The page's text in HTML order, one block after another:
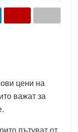
цени на
важат за
пътуват от